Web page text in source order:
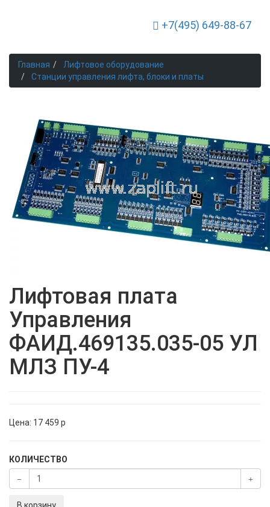
+7(495) 649-88-67
Toggle Navigation
Главная
Лифтовое оборудование
Станции управления лифта, блоки и платы
Лифтовая плата
Управления
ФАИД.469135.035-05 УЛ
МЛЗ ПУ-4
Цена: 17 459 p
КОЛИЧЕСТВО